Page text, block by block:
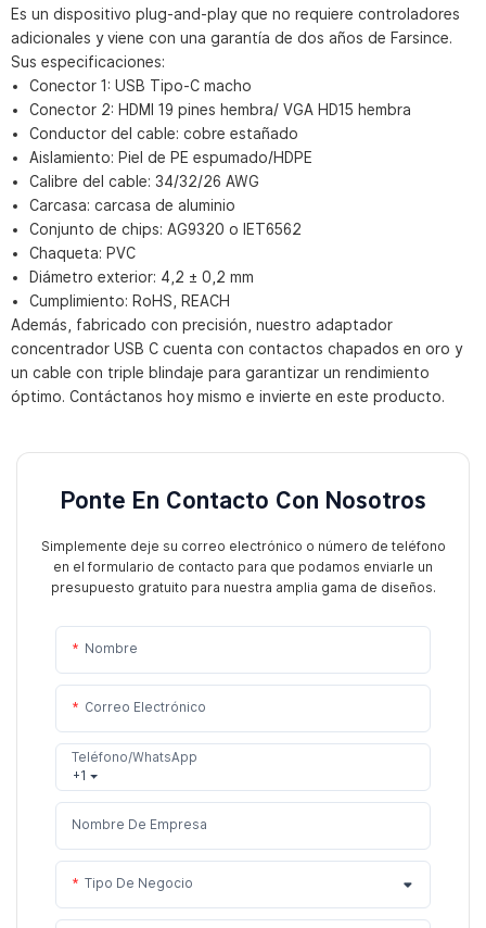
Es un dispositivo plug-and-play que no requiere controladores
adicionales y viene con una garantía de dos años de Farsince.
Sus especificaciones:
Conector 1: USB Tipo-C macho
Conector 2: HDMI 19 pines hembra/ VGA HD15 hembra
Conductor del cable: cobre estañado
Aislamiento: Piel de PE espumado/HDPE
Calibre del cable: 34/32/26 AWG
Carcasa: carcasa de aluminio
Conjunto de chips: AG9320 o IET6562
Chaqueta: PVC
Diámetro exterior: 4,2 ± 0,2 mm
Cumplimiento: RoHS, REACH
Además, fabricado con precisión, nuestro adaptador
concentrador USB C cuenta con contactos chapados en oro y
un cable con triple blindaje para garantizar un rendimiento
óptimo. Contáctanos hoy mismo e invierte en este producto.
Ponte En Contacto Con Nosotros
Simplemente deje su correo electrónico o número de teléfono
en el formulario de contacto para que podamos enviarle un
presupuesto gratuito para nuestra amplia gama de diseños.
Nombre
Correo Electrónico
+1
Teléfono/WhatsApp
Nombre De Empresa
Tipo De Negocio